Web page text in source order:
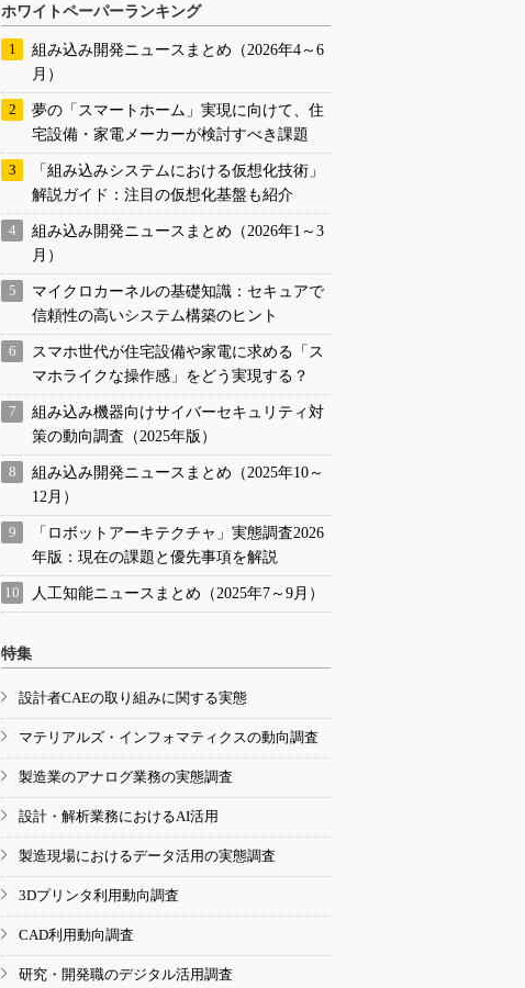
ホワイトペーパーランキング
組み込み開発ニュースまとめ（2026年4～6
月）
夢の「スマートホーム」実現に向けて、住
宅設備・家電メーカーが検討すべき課題
「組み込みシステムにおける仮想化技術」
解説ガイド：注目の仮想化基盤も紹介
組み込み開発ニュースまとめ（2026年1～3
月）
マイクロカーネルの基礎知識：セキュアで
信頼性の高いシステム構築のヒント
スマホ世代が住宅設備や家電に求める「ス
マホライクな操作感」をどう実現する？
組み込み機器向けサイバーセキュリティ対
策の動向調査（2025年版）
組み込み開発ニュースまとめ（2025年10～
12月）
「ロボットアーキテクチャ」実態調査2026
年版：現在の課題と優先事項を解説
人工知能ニュースまとめ（2025年7～9月）
特集
設計者CAEの取り組みに関する実態
マテリアルズ・インフォマティクスの動向調査
製造業のアナログ業務の実態調査
設計・解析業務におけるAI活用
製造現場におけるデータ活用の実態調査
3Dプリンタ利用動向調査
CAD利用動向調査
研究・開発職のデジタル活用調査